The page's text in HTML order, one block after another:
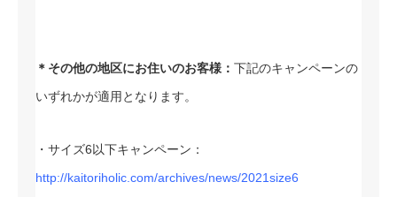
＊その他の地区にお住いのお客様： 下記のキャンペーンの
いずれかが適用となります。
・サイズ6以下キャンペーン：
http://kaitoriholic.com/archives/news/2021size6